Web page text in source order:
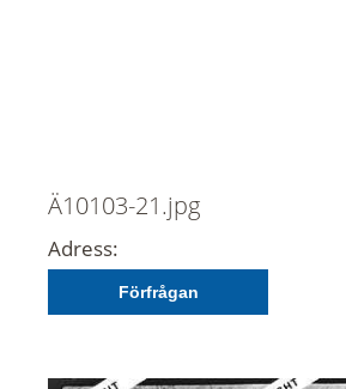
Ä10103-21.jpg
Adress:
Förfrågan